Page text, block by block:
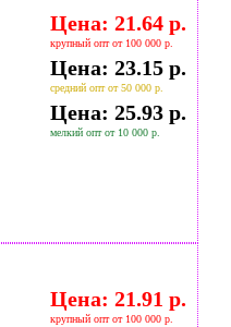
Цена: 21.64 р.
крупный опт от 100 000 р.
Цена: 23.15 р.
средний опт от 50 000 р.
Цена: 25.93 р.
мелкий опт от 10 000 р.
Цена: 21.91 р.
крупный опт от 100 000 р.